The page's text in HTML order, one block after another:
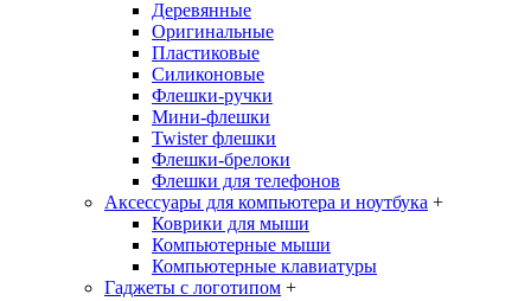
Деревянные
Оригинальные
Пластиковые
Силиконовые
Флешки-ручки
Мини-флешки
Twister флешки
Флешки-брелоки
Флешки для телефонов
Аксессуары для компьютера и ноутбука +
Коврики для мыши
Компьютерные мыши
Компьютерные клавиатуры
Гаджеты с логотипом +